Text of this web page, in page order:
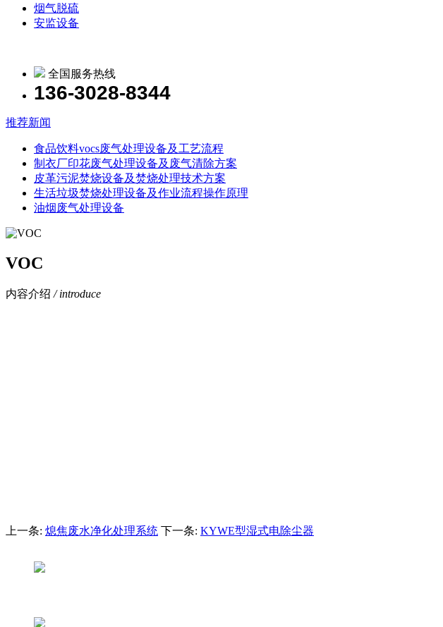
烟气脱硫
安监设备
全国服务热线
136-3028-8344
推荐新闻
食品饮料vocs废气处理设备及工艺流程
制衣厂印花废气处理设备及废气清除方案
皮革污泥焚烧设备及焚烧处理技术方案
生活垃圾焚烧处理设备及作业流程操作原理
油烟废气处理设备
VOC
内容介绍 / introduce
上一条: 熄焦废水净化处理系统 下一条: KYWE型湿式电除尘器